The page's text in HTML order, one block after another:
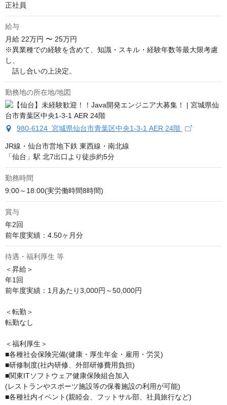
正社員
給与
月給 22万円 〜 25万円
※異業種での経験を含めて、知識・スキル・経験年数等最大限考慮
し、
話し合いの上決定。
勤務地の所在地/地図
980-6124 宮城県仙台市青葉区中央1-3-1 AER 24階
JR線・仙台市営地下鉄 東西線・南北線
「仙台」駅 北7出口より徒歩約5分
勤務時間
9:00～18:00(実労働時間8時間)
賞与
年2回
前年度実績：4.50ヶ月分
待遇・福利厚生 等
＜昇給＞
年1回
前年度実績：1月あたり3,000円～50,000円
＜転勤＞
転勤なし
＜福利厚生＞
■各種社会保険完備(健康・厚生年金・雇用・労災)
■研修制度(社内研修、外部研修費用負担)
■関東ITソフトウェア健康保険組合加入
(レストランやスポーツ施設等の保養施設の利用が可能)
■各種社内イベント(親睦会、フットサル部、社員旅行など)